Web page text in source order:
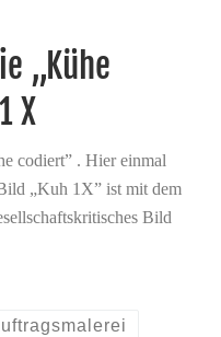
„Kühe
X
codiert” . Hier einmal
„Kuh 1X” ist mit dem
Bild